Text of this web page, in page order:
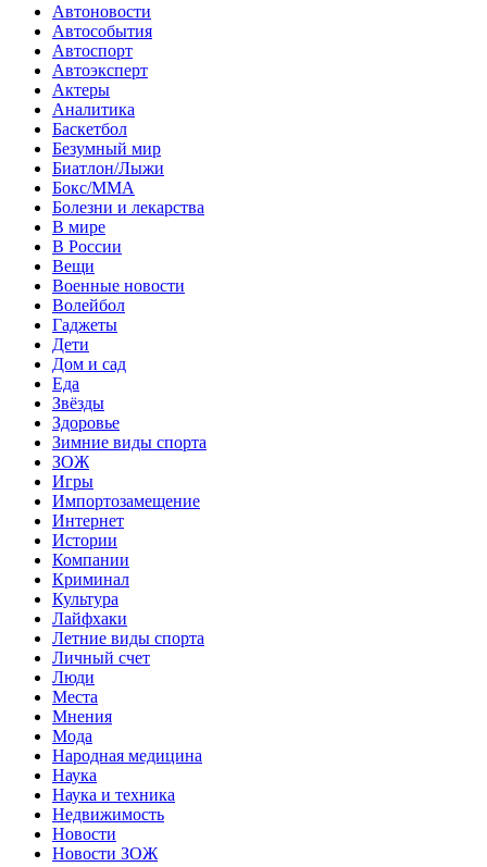
Автоновости
Автособытия
Автоспорт
Автоэксперт
Актеры
Аналитика
Баскетбол
Безумный мир
Биатлон/Лыжи
Бокс/MMA
Болезни и лекарства
В мире
В России
Вещи
Военные новости
Волейбол
Гаджеты
Дети
Дом и сад
Еда
Звёзды
Здоровье
Зимние виды спорта
ЗОЖ
Игры
Импортозамещение
Интернет
Истории
Компании
Криминал
Культура
Лайфхаки
Летние виды спорта
Личный счет
Люди
Места
Мнения
Мода
Народная медицина
Наука
Наука и техника
Недвижимость
Новости
Новости ЗОЖ